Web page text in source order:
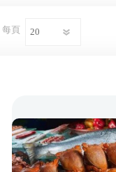
其他票券
每頁